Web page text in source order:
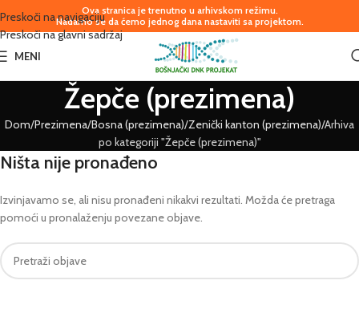
Preskoči na navigaciju
Preskoči na glavni sadržaj
Ova stranica je trenutno u arhivskom režimu.
Nadamo se da ćemo jednog dana nastaviti sa projektom.
MENI
Žepče (prezimena)
Dom Prezimena Bosna (prezimena) Zenički kanton (prezimena) Arhiva
po kategoriji "Žepče (prezimena)"
Ništa nije pronađeno
Izvinjavamo se, ali nisu pronađeni nikakvi rezultati. Možda će pretraga
pomoći u pronalaženju povezane objave.